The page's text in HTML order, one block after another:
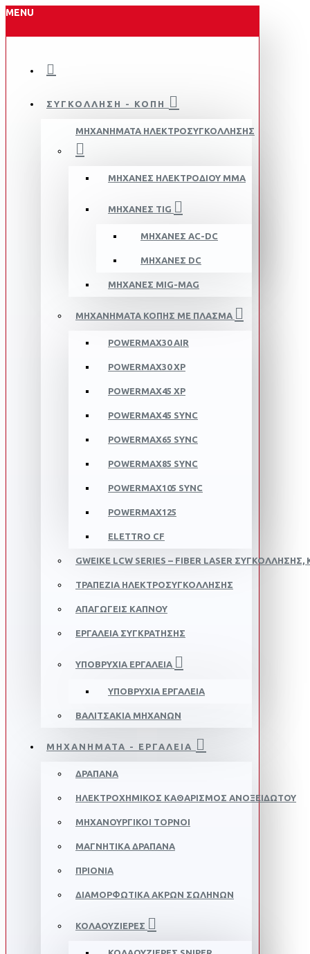
MENU
ΣΥΓΚΟΛΛΗΣΗ - ΚΟΠΗ
ΜΗΧΑΝΗΜΑΤΑ ΗΛΕΚΤΡΟΣΥΓΚΟΛΛΗΣΗΣ
ΜΗΧΑΝΈΣ ΗΛΕΚΤΡΟΔΊΟΥ MMA
ΜΗΧΑΝΈΣ TIG
ΜΗΧΑΝΈΣ AC-DC
ΜΗΧΑΝΈΣ DC
ΜΗΧΑΝΈΣ MIG-MAG
ΜΗΧΑΝΗΜΑΤΑ ΚΟΠΗΣ ΜΕ ΠΛΑΣΜA
POWERMAX30 AIR
POWERMAX30 XP
POWERMAX45 XP
POWERMAX45 SYNC
POWERMAX65 SYNC
POWERMAX85 SYNC
POWERMAX105 SYNC
POWERMAX125
ELETTRO CF
GWEIKE LCW SERIES – FIBER LASER
ΤΡΑΠΕΖΙΑ ΗΛΕΚΤΡΟΣΥΓΚΟΛΛΗΣΗΣ
ΑΠΑΓΩΓΕΙΣ ΚΑΠΝΟΥ
ΕΡΓΑΛΕΙΑ ΣΥΓΚΡΑΤΗΣΗΣ
ΥΠΟΒΡΥΧΙΑ ΕΡΓΑΛΕΙΑ
ΥΠΟΒΡΥΧΙΑ ΕΡΓΑΛΕΙΑ
ΒΑΛΙΤΣΑΚΙΑ ΜΗΧΑΝΩΝ
ΜΗΧΑΝΗΜΑΤΑ - ΕΡΓΑΛΕΙΑ
ΔΡΑΠΑΝΑ
ΗΛΕΚΤΡΟΧΗΜΙΚΟΣ ΚΑΘΑΡΙΣΜΟΣ ΑΝΟΞΕΙΔΩΤΟΥ
ΜΗΧΑΝΟΥΡΓΙΚΟΙ ΤΟΡΝΟΙ
ΜΑΓΝΗΤΙΚΑ ΔΡΑΠΑΝΑ
ΠΡΙΟΝΙΑ
ΔΙΑΜΟΡΦΩΤΙΚΑ ΑΚΡΩΝ ΣΩΛΗΝΩΝ
ΚΟΛΑΟΥΖΙΕΡΕΣ